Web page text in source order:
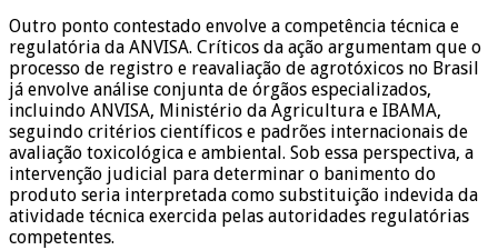
Outro ponto contestado envolve a competência técnica e
regulatória da ANVISA. Críticos da ação argumentam que o
processo de registro e reavaliação de agrotóxicos no Brasil
já envolve análise conjunta de órgãos especializados,
incluindo ANVISA, Ministério da Agricultura e IBAMA,
seguindo critérios científicos e padrões internacionais de
avaliação toxicológica e ambiental. Sob essa perspectiva, a
intervenção judicial para determinar o banimento do
produto seria interpretada como substituição indevida da
atividade técnica exercida pelas autoridades regulatórias
competentes.